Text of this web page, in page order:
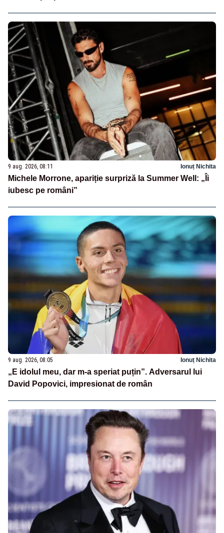
9 aug. 2026, 08:11 Ionuț Nichita
Michele Morrone, apariție surpriză la Summer Well: „Îi
iubesc pe români”
9 aug. 2026, 08:05 Ionuț Nichita
„E idolul meu, dar m-a speriat puțin”. Adversarul lui
David Popovici, impresionat de român